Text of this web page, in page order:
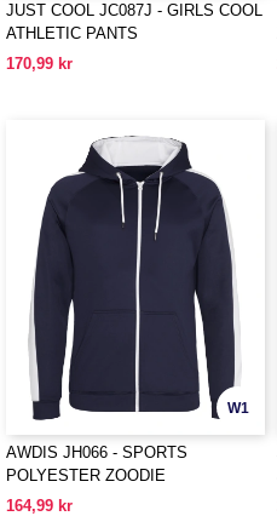
JUST COOL JC087J - GIRLS COOL
ATHLETIC PANTS
170,99 kr
W1
AWDIS JH066 - SPORTS
POLYESTER ZOODIE
164,99 kr